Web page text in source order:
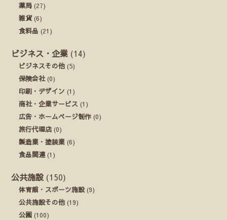
薬局 (27)
雑貨(6)
食料品 (21)
ビジネス・企業 (14)
ビジネスその他 (5)
保険会社(0)
印刷・デザイン (1)
商社・企業サービス (1)
広告・ホームページ制作 (0)
旅行代理店 (0)
製造業・塗装業 (6)
食品関連 (1)
公共施設 (150)
体育館・スポーツ施設(9)
公共施設その他 (19)
公園 (100)